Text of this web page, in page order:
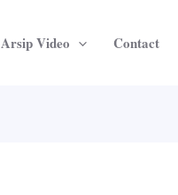
Arsip Video Contact